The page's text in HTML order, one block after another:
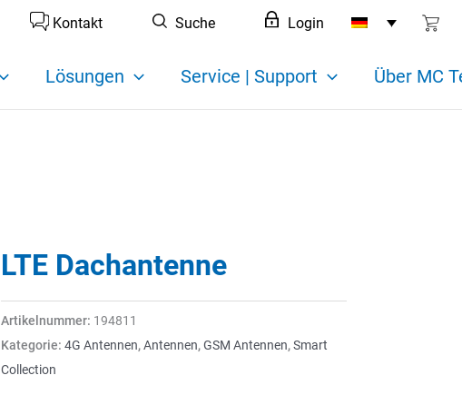
Kontakt Suche Login
Lösungen Service | Support Über MC
LTE Dachantenne
Artikelnummer: 194811
Kategorie: 4G Antennen,Antennen,GSM Antennen,Smart
Collection